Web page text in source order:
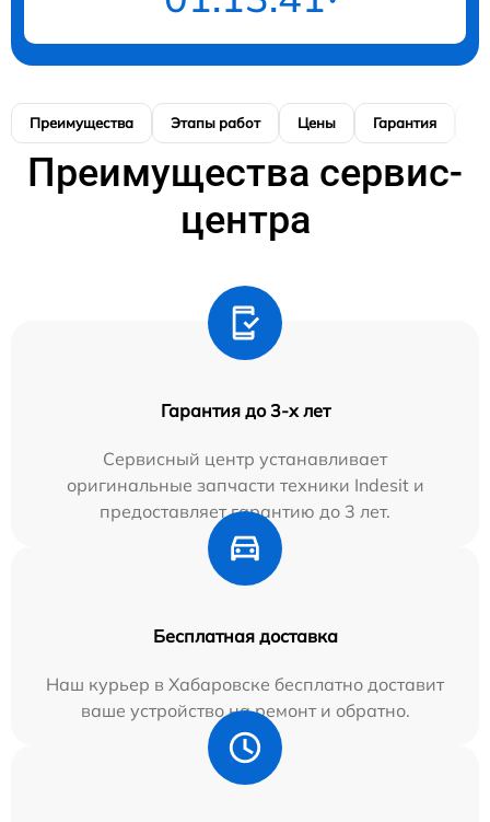
Преимущества Этапы работ Цены Гарантия
Преимущества сервис-
центра
Гарантия до 3-х лет
Сервисный центр устанавливает
оригинальные запчасти техники Indesit и
предоставляет гарантию до 3 лет.
Бесплатная доставка
Наш курьер в Хабаровске бесплатно доставит
ваше устройство на ремонт и обратно.